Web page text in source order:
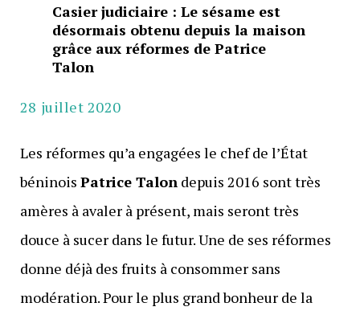
Casier judiciaire : Le sésame est
désormais obtenu depuis la maison
grâce aux réformes de Patrice
Talon
28 juillet 2020
Les réformes qu’a engagées le chef de l’État
béninois Patrice Talon depuis 2016 sont très
amères à avaler à présent, mais seront très
douce à sucer dans le futur. Une de ses réformes
donne déjà des fruits à consommer sans
modération. Pour le plus grand bonheur de la